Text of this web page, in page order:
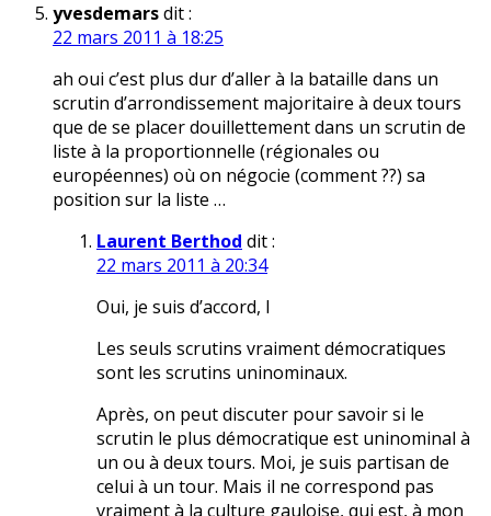
yvesdemarsdit :
22 mars 2011 à 18:25
ah oui c’est plus dur d’aller à la bataille dans un
scrutin d’arrondissement majoritaire à deux tours
que de se placer douillettement dans un scrutin de
liste à la proportionnelle (régionales ou
européennes) où on négocie (comment ??) sa
position sur la liste …
Laurent Berthod dit :
22 mars 2011 à 20:34
Oui, je suis d’accord, l
Les seuls scrutins vraiment démocratiques
sont les scrutins uninominaux.
Après, on peut discuter pour savoir si le
scrutin le plus démocratique est uninominal à
un ou à deux tours. Moi, je suis partisan de
celui à un tour. Mais il ne correspond pas
vraiment à la culture gauloise, qui est, à mon